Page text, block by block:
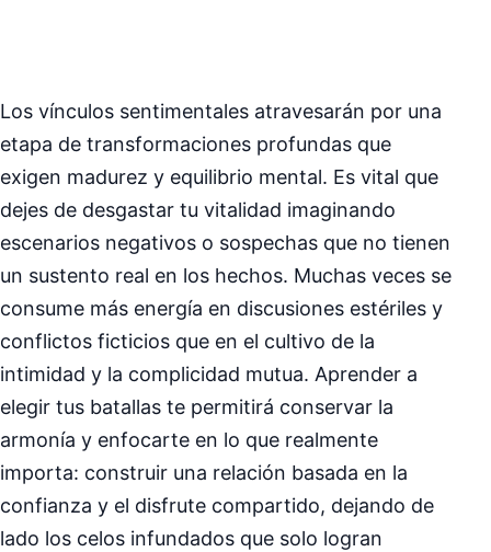
Los vínculos sentimentales atravesarán por una
etapa de transformaciones profundas que
exigen madurez y equilibrio mental. Es vital que
dejes de desgastar tu vitalidad imaginando
escenarios negativos o sospechas que no tienen
un sustento real en los hechos. Muchas veces se
consume más energía en discusiones estériles y
conflictos ficticios que en el cultivo de la
intimidad y la complicidad mutua. Aprender a
elegir tus batallas te permitirá conservar la
armonía y enfocarte en lo que realmente
importa: construir una relación basada en la
confianza y el disfrute compartido, dejando de
lado los celos infundados que solo logran